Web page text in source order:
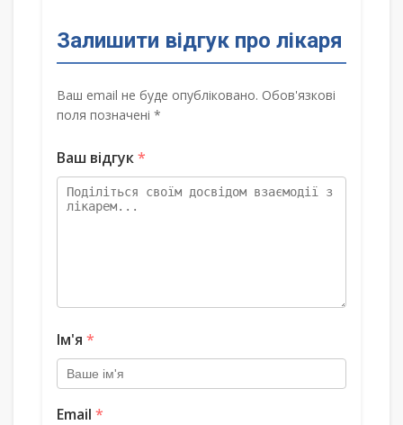
Залишити відгук про лікаря
Ваш email не буде опубліковано. Обов'язкові
поля позначені *
Ваш відгук*
Ім'я *
Email *